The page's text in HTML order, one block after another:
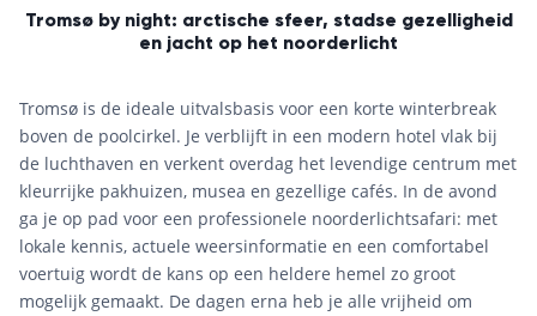
Tromsø by night: arctische sfeer, stadse gezelligheid
en jacht op het noorderlicht
Tromsø is de ideale uitvalsbasis voor een korte winterbreak
boven de poolcirkel. Je verblijft in een modern hotel vlak bij
de luchthaven en verkent overdag het levendige centrum met
kleurrijke pakhuizen, musea en gezellige cafés. In de avond
ga je op pad voor een professionele noorderlichtsafari: met
lokale kennis, actuele weersinformatie en een comfortabel
voertuig wordt de kans op een heldere hemel zo groot
mogelijk gemaakt. De dagen erna heb je alle vrijheid om